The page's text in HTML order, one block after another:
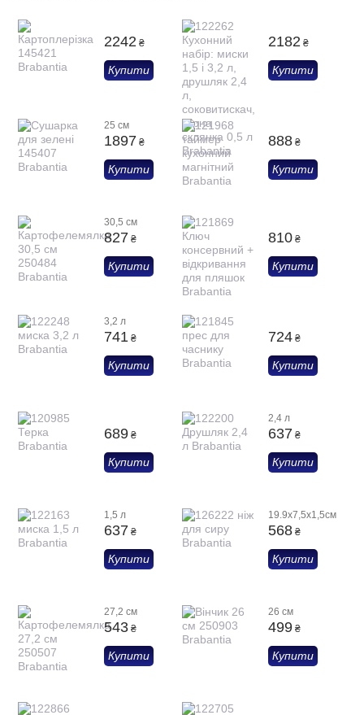
2242 ₴
Купити
2182 ₴
Купити
25 см
1897 ₴
Купити
888 ₴
Купити
30,5 см
827 ₴
Купити
810 ₴
Купити
3,2 л
741 ₴
Купити
724 ₴
Купити
689 ₴
Купити
2,4 л
637 ₴
Купити
1,5 л
637 ₴
Купити
19.9х7,5х1,5см
568 ₴
Купити
27,2 см
543 ₴
Купити
26 см
499 ₴
Купити